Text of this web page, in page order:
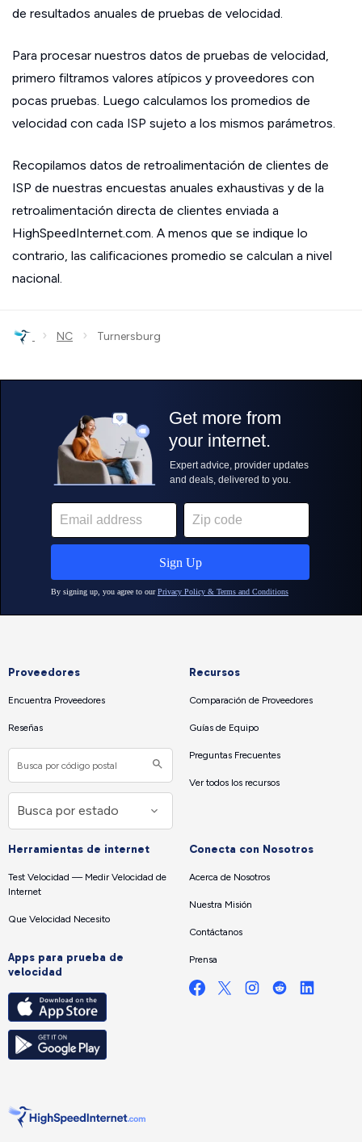
de resultados anuales de pruebas de velocidad.
Para procesar nuestros datos de pruebas de velocidad,
primero filtramos valores atípicos y proveedores con
pocas pruebas. Luego calculamos los promedios de
velocidad con cada ISP sujeto a los mismos parámetros.
Recopilamos datos de retroalimentación de clientes de
ISP de nuestras encuestas anuales exhaustivas y de la
retroalimentación directa de clientes enviada a
HighSpeedInternet.com. A menos que se indique lo
contrario, las calificaciones promedio se calculan a nivel
nacional.
› NC › Turnersburg
Proveedores
Encuentra Proveedores
Reseñas
Recursos
Comparación de Proveedores
Guías de Equipo
Preguntas Frecuentes
Ver todos los recursos
Herramientas de internet
Test Velocidad — Medir Velocidad de
Internet
Que Velocidad Necesito
Apps para prueba de
velocidad
Conecta con Nosotros
Acerca de Nosotros
Nuestra Misión
Contáctanos
Prensa